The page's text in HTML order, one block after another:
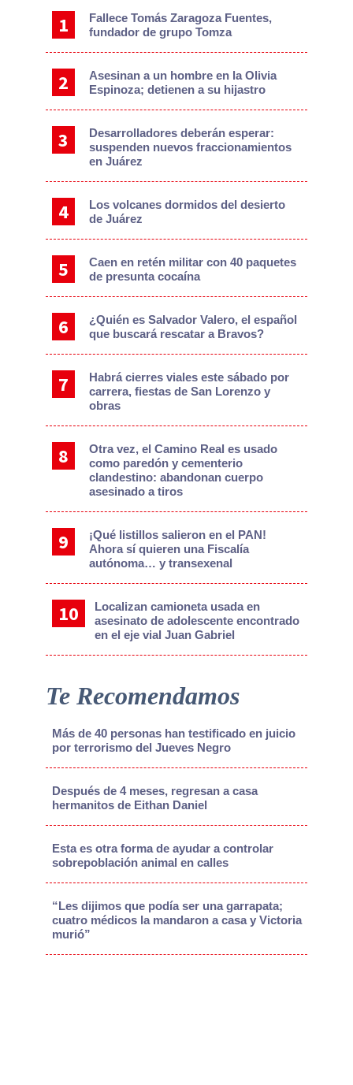
Fallece Tomás Zaragoza Fuentes,
fundador de grupo Tomza
Asesinan a un hombre en la Olivia
Espinoza; detienen a su hijastro
Desarrolladores deberán esperar:
suspenden nuevos fraccionamientos
en Juárez
Los volcanes dormidos del desierto
de Juárez
Caen en retén militar con 40 paquetes
de presunta cocaína
¿Quién es Salvador Valero, el español
que buscará rescatar a Bravos?
Habrá cierres viales este sábado por
carrera, fiestas de San Lorenzo y
obras
Otra vez, el Camino Real es usado
como paredón y cementerio
clandestino: abandonan cuerpo
asesinado a tiros
¡Qué listillos salieron en el PAN!
Ahora sí quieren una Fiscalía
autónoma… y transexenal
Localizan camioneta usada en
asesinato de adolescente encontrado
en el eje vial Juan Gabriel
Te Recomendamos
Más de 40 personas han testificado en juicio
por terrorismo del Jueves Negro
Después de 4 meses, regresan a casa
hermanitos de Eithan Daniel
Esta es otra forma de ayudar a controlar
sobrepoblación animal en calles
“Les dijimos que podía ser una garrapata;
cuatro médicos la mandaron a casa y Victoria
murió”